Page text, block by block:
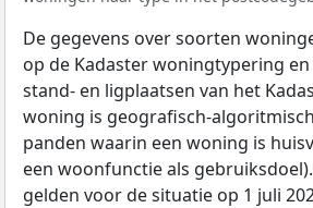
De gegevens over soorten
op de Kadaster woningtypering
stand- en ligplaatsen van het
woning is geografisch-
panden waarin een woning is
een woonfunctie als
gelden voor de situatie op 1 juli